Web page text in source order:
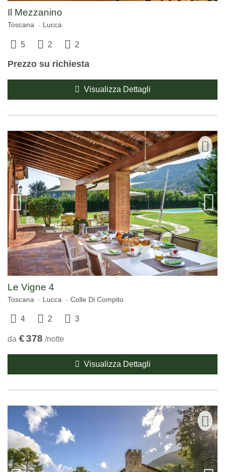
Il Mezzanino
Toscana Lucca
5 2 2
Prezzo su richiesta
Visualizza Dettagli
Le Vigne 4
Toscana Lucca Colle Di Compito
4 2 3
da €378 /notte
Visualizza Dettagli